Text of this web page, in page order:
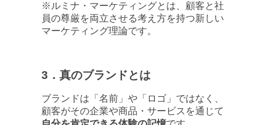
※ルミナ・マーケティングとは、顧客と社
員の尊厳を両立させる考え方を持つ新しい
マーケティング理論です。
3．真のブランドとは
ブランドは「名前」や「ロゴ」ではなく、
顧客がその企業や商品・サービスを通じて